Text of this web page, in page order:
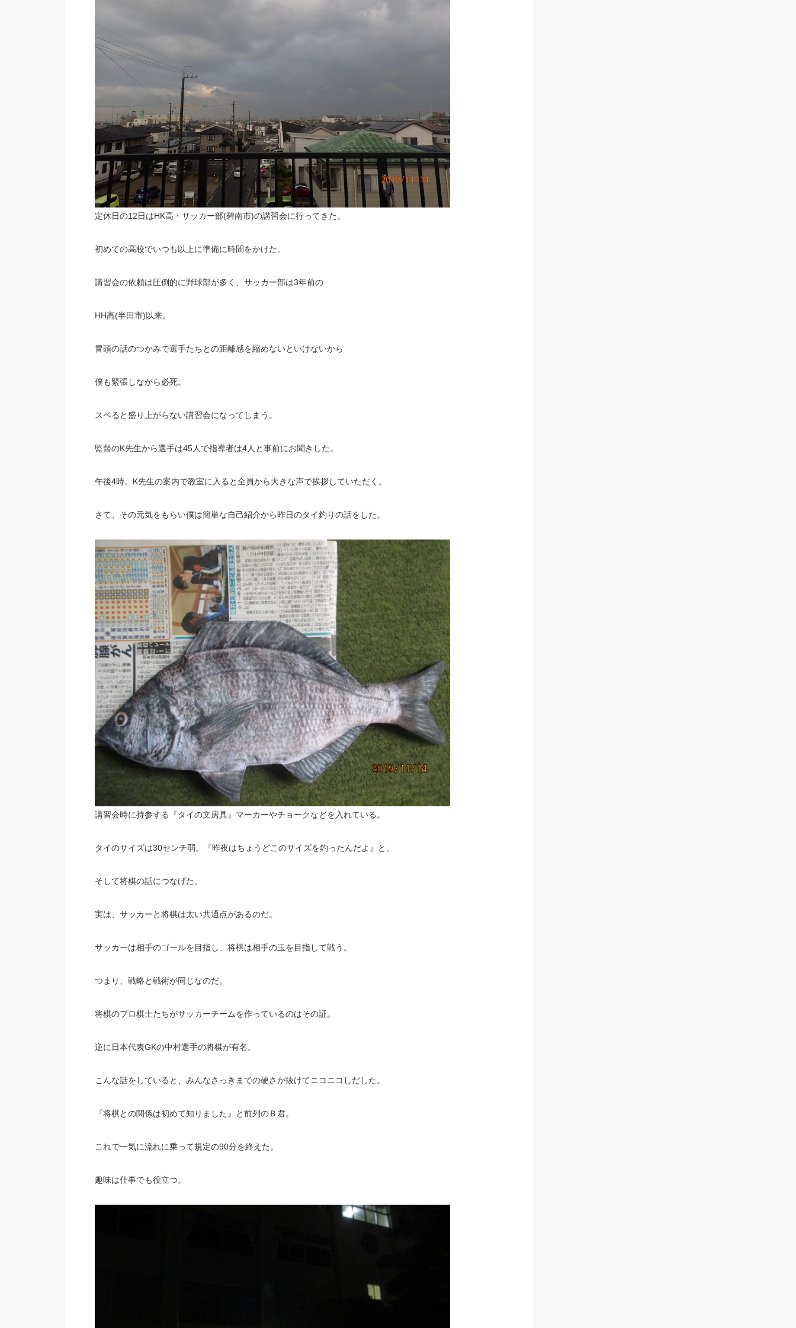
定休日の12日はHK高・サッカー部(碧南市)の講習会に行ってきた。
初めての高校でいつも以上に準備に時間をかけた。
講習会の依頼は圧倒的に野球部が多く、サッカー部は3年前の
HH高(半田市)以来。
冒頭の話のつかみで選手たちとの距離感を縮めないといけないから
僕も緊張しながら必死。
スベると盛り上がらない講習会になってしまう。
監督のK先生から選手は45人で指導者は4人と事前にお聞きした。
午後4時。K先生の案内で教室に入ると全員から大きな声で挨拶していただく。
さて、その元気をもらい僕は簡単な自己紹介から昨日のタイ釣りの話をした。
講習会時に持参する『タイの文房具』マーカーやチョークなどを入れている。
タイのサイズは30センチ弱。『昨夜はちょうどこのサイズを釣ったんだよ』と。
そして将棋の話につなげた。
実は、サッカーと将棋は太い共通点があるのだ。
サッカーは相手のゴールを目指し、将棋は相手の玉を目指して戦う。
つまり、戦略と戦術が同じなのだ。
将棋のプロ棋士たちがサッカーチームを作っているのはその証。
逆に日本代表GKの中村選手の将棋が有名。
こんな話をしていると、みんなさっきまでの硬さが抜けてニコニコしだした。
『将棋との関係は初めて知りました』と前列のＢ君。
これで一気に流れに乗って規定の90分を終えた。
趣味は仕事でも役立つ。